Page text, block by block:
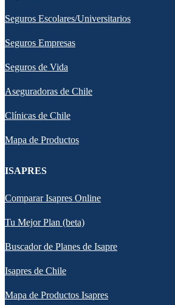
Seguros Escolares/Universitarios
Seguros Empresas
Seguros de Vida
Aseguradoras de Chile
Clínicas de Chile
Mapa de Productos
ISAPRES
Comparar Isapres Online
Tu Mejor Plan (beta)
Buscador de Planes de Isapre
Isapres de Chile
Mapa de Productos Isapres